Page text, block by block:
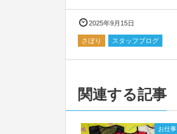
2025年9月15日
さぼり スタッフブログ
関連する記事
お仕事